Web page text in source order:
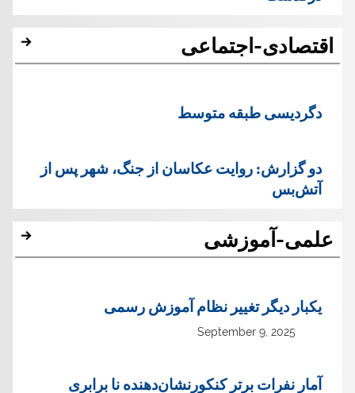
اقتصادی-اجتماعی
دگردیسی طبقه متوسط
دو گزارش: روایت عکاسان از جنگ، شهر پس از
آتش‌بس
علمی-آموزشی
یک‏بار دیگر تغییر نظام آموزش رسمی
September 9, 2025
آمار نفرات برتر کنکورنشان‌دهنده نا برابری